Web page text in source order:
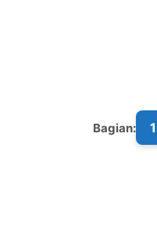
Bagian: 1